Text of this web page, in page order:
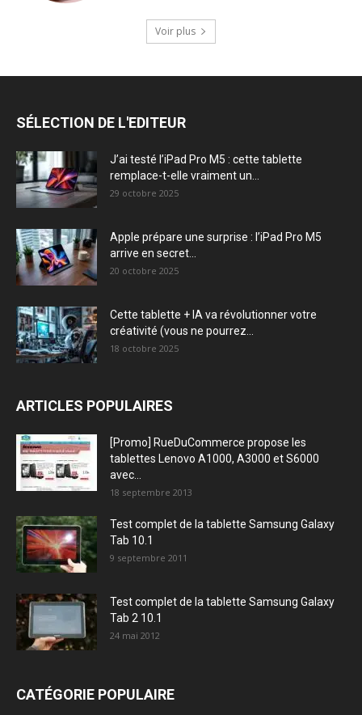
Voir plus
SÉLECTION DE L'EDITEUR
J’ai testé l’iPad Pro M5 : cette tablette
remplace-t-elle vraiment un...
29 octobre 2025
Apple prépare une surprise : l’iPad Pro M5
arrive en secret...
20 octobre 2025
Cette tablette + IA va révolutionner votre
créativité (vous ne pourrez...
18 octobre 2025
ARTICLES POPULAIRES
[Promo] RueDuCommerce propose les
tablettes Lenovo A1000, A3000 et S6000
avec...
18 septembre 2013
Test complet de la tablette Samsung Galaxy
Tab 10.1
9 septembre 2011
Test complet de la tablette Samsung Galaxy
Tab 2 10.1
24 mai 2012
CATÉGORIE POPULAIRE